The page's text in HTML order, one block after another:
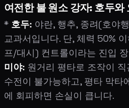
여전한 불 원소 강자: 호두와
* 호두: 야란, 행추, 종려(호야
교과서입니다. 단, 체력 50%
프/대시) 컨트롤이라는 진입
미야: 원거리 평타로 조작이
수전이 불가능하고, 평타 막타
에 회피하면 손실이 큽니다.